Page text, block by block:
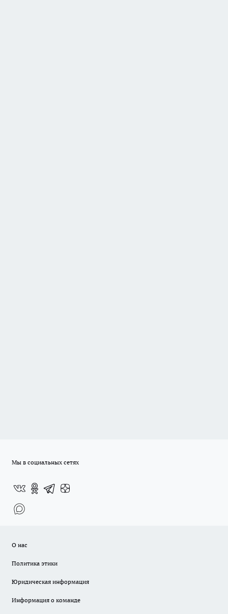
Мы в социальных сетях
О нас
Политика этики
Юридическая информация
Информация о команде